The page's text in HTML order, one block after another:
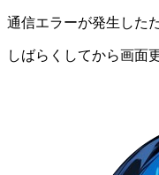
通信エラーが発生したた
しばらくしてから画面